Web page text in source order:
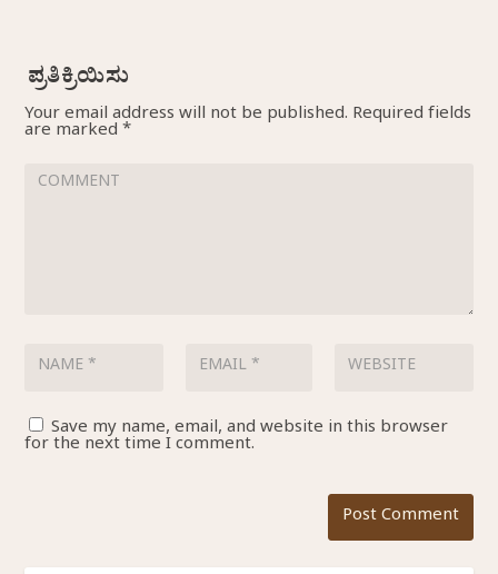
Your email address will not be published. Required fields
are marked *
Save my name, email, and website in this browser
for the next time I comment.